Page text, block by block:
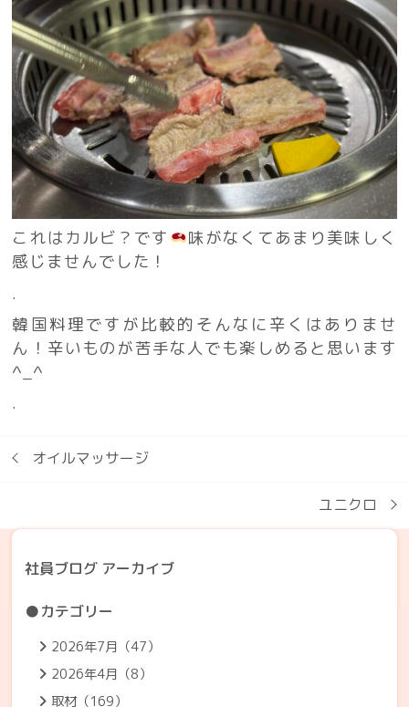
これはカルビ？です
味がなくてあまり美味しく
感じませんでした！
.
韓国料理ですが比較的そんなに辛くはありませ
ん！辛いものが苦手な人でも楽しめると思います
^_^
.
オイルマッサージ
ユニクロ
社員ブログ アーカイブ
●カテゴリー
2026年7月（47）
2026年4月（8）
取材（169）